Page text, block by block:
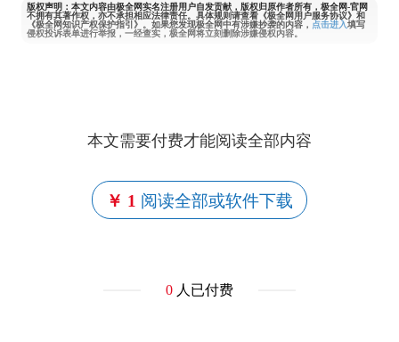
版权声明：本文内容由极全网实名注册用户自发贡献，版权归原作者所有，极全网-官网
不拥有其著作权，亦不承担相应法律责任。具体规则请查看《极全网用户服务协议》和
《极全网知识产权保护指引》。如果您发现极全网中有涉嫌抄袭的内容， 点击进入填写
侵权投诉表单进行举报，一经查实，极全网将立刻删除涉嫌侵权内容。
本文需要付费才能阅读全部内容
￥ 1 阅读全部或软件下载
0人已付费